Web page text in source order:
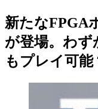
新たなFPGA
が登場。わず
もプレイ可能